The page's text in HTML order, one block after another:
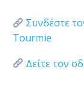
Συνδέστε
Tourmie
Δείτε τον